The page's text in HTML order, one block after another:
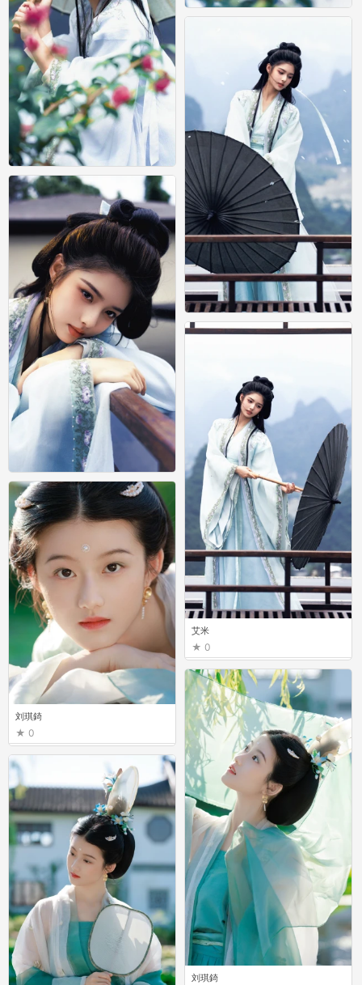
艾米
0
艾米
刘琪錡
0
艾米
0
艾米
0
刘琪錡
艾米